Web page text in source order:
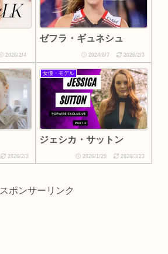
2026/2/4
ゼフラ・ギュネシュ
2024/8/7 2026/2/3
2026/2/3
女優・モデル
ジェシカ・サットン
2026/1/25 2026/3/23
スポンサーリンク